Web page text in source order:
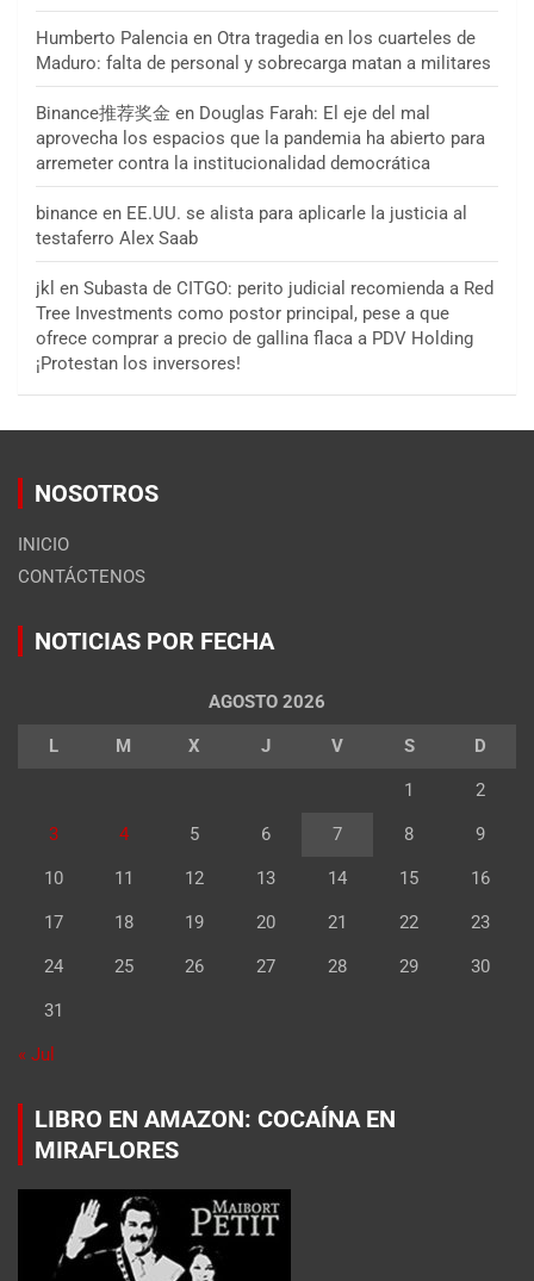
Humberto Palencia en Otra tragedia en los cuarteles de
Maduro: falta de personal y sobrecarga matan a militares
Binance推荐奖金 en Douglas Farah: El eje del mal
aprovecha los espacios que la pandemia ha abierto para
arremeter contra la institucionalidad democrática
binance en EE.UU. se alista para aplicarle la justicia al
testaferro Alex Saab
jkl en Subasta de CITGO: perito judicial recomienda a Red
Tree Investments como postor principal, pese a que
ofrece comprar a precio de gallina flaca a PDV Holding
¡Protestan los inversores!
NOSOTROS
INICIO
CONTÁCTENOS
NOTICIAS POR FECHA
AGOSTO 2026
L M X J V S D
1 2
3 4 5 6 7 8 9
10 11 12 13 14 15 16
17 18 19 20 21 22 23
24 25 26 27 28 29 30
31
« Jul
LIBRO EN AMAZON: COCAÍNA EN
MIRAFLORES